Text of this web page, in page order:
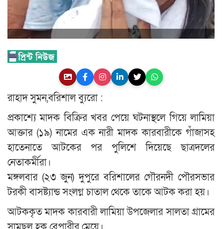
রাহাদ সুমন,বরিশাল ব্যুরো :
প্রকাশ্যে মাদক বিক্রির খবর পেয়ে ঘটনাস্থলে গিয়ে লামিয়া
আক্তার (১৯) নামের এক নারী মাদক কারবারীকে গাঁজাসহ
হাতেনাতে আটকের পর পুলিশে দিয়েছে ছাত্রদলের
নেতাকর্মীরা।
মঙ্গলবার (২৩ জুন) দুপুরে বরিশালের গৌরনদী পৌরসভার
টরকী বাসষ্ট্যান্ড সংলগ্ন চাতাল থেকে তাকে আটক করা হয়।
আটককৃত মাদক কারবারী লামিয়া উপজেলার সালতা গ্রামের